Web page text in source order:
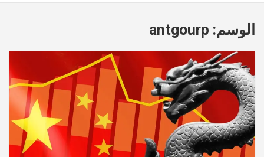
الوسم: antgourp